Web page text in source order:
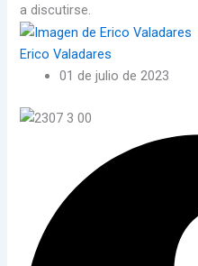
a discutirse.
Erico Valadares
01 de julio de 2023